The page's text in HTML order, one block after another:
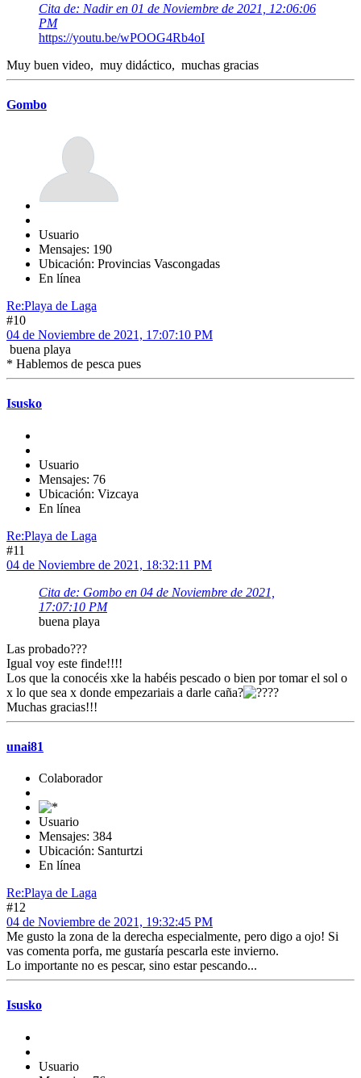
Cita de: Nadir en 01 de Noviembre de 2021, 12:06:06
PM
https://youtu.be/wPOOG4Rb4oI
Muy buen video, muy didáctico, muchas gracias
Gombo
Usuario
Mensajes: 190
Ubicación: Provincias Vascongadas
En línea
Re:Playa de Laga
#10
04 de Noviembre de 2021, 17:07:10 PM
buena playa
* Hablemos de pesca pues
Isusko
Usuario
Mensajes: 76
Ubicación: Vizcaya
En línea
Re:Playa de Laga
#11
04 de Noviembre de 2021, 18:32:11 PM
Cita de: Gombo en 04 de Noviembre de 2021,
17:07:10 PM
buena playa
Las probado???
Igual voy este finde!!!!
Los que la conocéis xke la habéis pescado o bien por tomar el sol o
x lo que sea x donde empezariais a darle caña?
?
Muchas gracias!!!
unai81
Colaborador
Usuario
Mensajes: 384
Ubicación: Santurtzi
En línea
Re:Playa de Laga
#12
04 de Noviembre de 2021, 19:32:45 PM
Me gusto la zona de la derecha especialmente, pero digo a ojo! Si
vas comenta porfa, me gustaría pescarla este invierno.
Lo importante no es pescar, sino estar pescando...
Isusko
Usuario